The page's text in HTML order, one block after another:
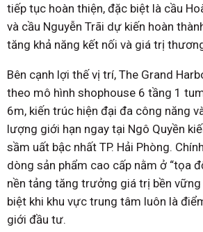
tiếp tục hoàn thiện, đặc biệt là cầu
và cầu Nguyễn Trãi dự kiến hoàn
tăng khả năng kết nối và giá trị
Bên cạnh lợi thế vị trí, The Grand
theo mô hình shophouse 6 tầng 1
6m, kiến trúc hiện đại đa công năng
lượng giới hạn ngay tại Ngô Quyền
sầm uất bậc nhất TP. Hải Phòng.
dòng sản phẩm cao cấp nằm ở “tọa
nền tảng tăng trưởng giá trị bền
biệt khi khu vực trung tâm luôn là
giới đầu tư.